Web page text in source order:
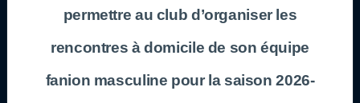
permettre au club d’organiser les
rencontres à domicile de son équipe
fanion masculine pour la saison 2026-